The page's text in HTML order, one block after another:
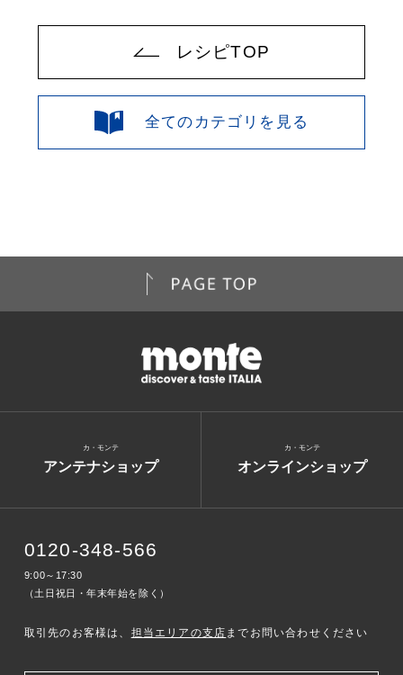
レシピTOP
全てのカテゴリを見る
アンテナショップ
カ・モンテ
オンラインショップ
カ・モンテ
0120-348-566
9:00～17:30
（土日祝日・年末年始を除く）
取引先のお客様は、 担当エリアの支店 までお問い合わせください